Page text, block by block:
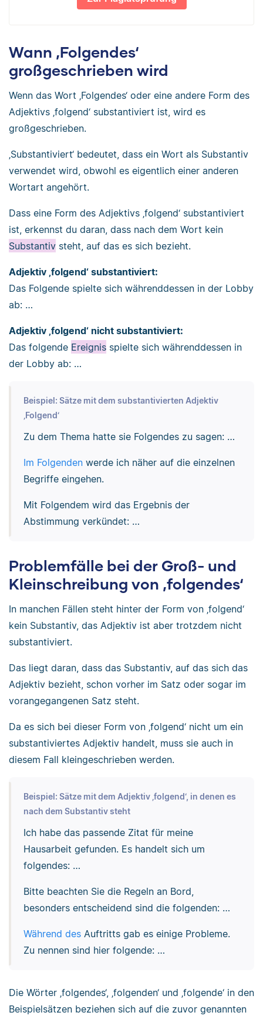
Wann ‚Folgendes‘
großgeschrieben wird
Wenn das Wort ‚Folgendes‘ oder eine andere Form des
Adjektivs ‚folgend‘ substantiviert ist, wird es
großgeschrieben.
‚Substantiviert‘ bedeutet, dass ein Wort als Substantiv
verwendet wird, obwohl es eigentlich einer anderen
Wortart angehört.
Dass eine Form des Adjektivs ‚folgend‘ substantiviert
ist, erkennst du daran, dass nach dem Wort kein
Substantiv steht, auf das es sich bezieht.
Adjektiv ‚folgend‘ substantiviert:
Das Folgende spielte sich währenddessen in der Lobby
ab: …
Adjektiv ‚folgend‘ nicht substantiviert:
Das folgende Ereignis spielte sich währenddessen in
der Lobby ab: …
Beispiel: Sätze mit dem substantivierten Adjektiv
‚Folgend‘
Zu dem Thema hatte sie Folgendes zu sagen: …
Im Folgendenwerde ich näher auf die einzelnen
Begriffe eingehen.
Mit Folgendem wird das Ergebnis der
Abstimmung verkündet: …
Problemfälle bei der Groß- und
Kleinschreibung von ‚folgendes‘
In manchen Fällen steht hinter der Form von ‚folgend‘
kein Substantiv, das Adjektiv ist aber trotzdem nicht
substantiviert.
Das liegt daran, dass das Substantiv, auf das sich das
Adjektiv bezieht, schon vorher im Satz oder sogar im
vorangegangenen Satz steht.
Da es sich bei dieser Form von ‚folgend‘ nicht um ein
substantiviertes Adjektiv handelt, muss sie auch in
diesem Fall kleingeschrieben werden.
Beispiel: Sätze mit dem Adjektiv ‚folgend‘, in denen es
nach dem Substantiv steht
Ich habe das passende Zitat für meine
Hausarbeit gefunden. Es handelt sich um
folgendes: …
Bitte beachten Sie die Regeln an Bord,
besonders entscheidend sind die folgenden: …
Während desAuftritts gab es einige Probleme.
Zu nennen sind hier folgende: …
Die Wörter ‚folgendes‘, ‚folgenden‘ und ‚folgende‘ in den
Beispielsätzen beziehen sich auf die zuvor genannten